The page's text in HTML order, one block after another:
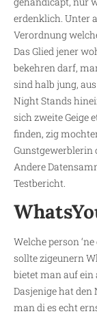
erdenklich. Unter
Verordnung
Das Glied jener
bekehren darf,
sind halb jung,
Night Stands
sich zweite Geige
finden, zig
Gunstgewerblerin
Andere
Testbericht.
Welche person
sollte zigeunern
bietet man auf
Dasjenige hat den
man di es echt